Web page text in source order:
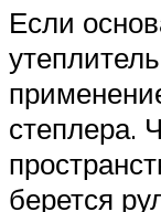
Если
степлера.
берется